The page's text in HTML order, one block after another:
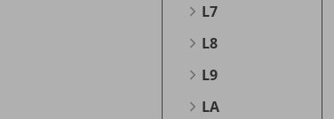
L7
L8
L9
LA